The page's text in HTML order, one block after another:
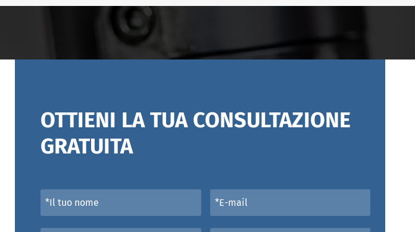
OTTIENI LA TUA CONSULTAZIONE
GRATUITA